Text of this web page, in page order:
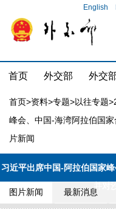
English
首页 外交部 外交
首页>资料>专题>以往专题>
峰会、中国-海湾阿拉伯国
片新闻
习近平出席中国-阿拉伯国家
并对
图片新闻 最新消息